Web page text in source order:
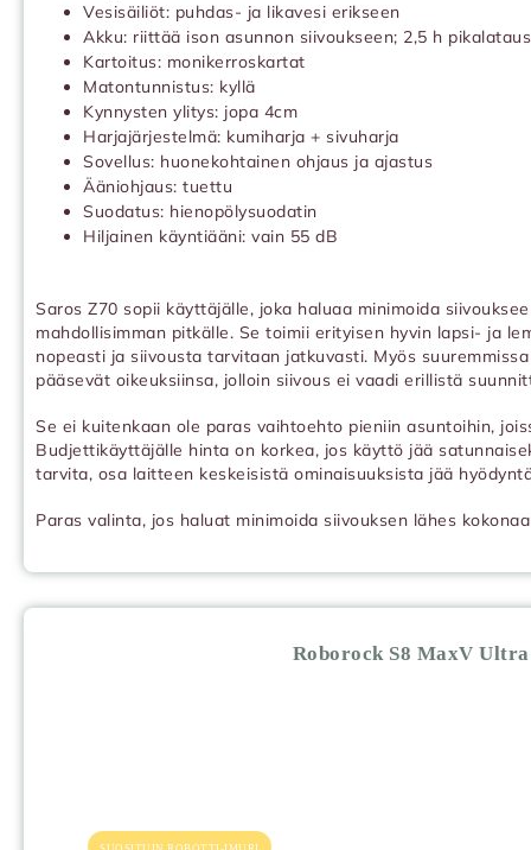
Vesisäiliöt: puhdas- ja likavesi erikseen
Akku: riittää ison asunnon siivoukseen; 2,5 h pikalataus
Kartoitus: monikerroskartat
Matontunnistus: kyllä
Kynnysten ylitys: jopa 4cm
Harjajärjestelmä: kumiharja + sivuharja
Sovellus: huonekohtainen ohjaus ja ajastus
Ääniohjaus: tuettu
Suodatus: hienopölysuodatin
Hiljainen käyntiääni: vain 55 dB
Saros Z70 sopii käyttäjälle, joka haluaa minimoida
mahdollisimman pitkälle. Se toimii erityisen hyvin lapsi- ja
nopeasti ja siivousta tarvitaan jatkuvasti. Myös
pääsevät oikeuksiinsa, jolloin siivous ei vaadi erillistä
Se ei kuitenkaan ole paras vaihtoehto pieniin asuntoihin,
Budjettikäyttäjälle hinta on korkea, jos käyttö jää
tarvita, osa laitteen keskeisistä ominaisuuksista jää
Paras valinta, jos haluat minimoida siivouksen lähes
Roborock S8 MaxV